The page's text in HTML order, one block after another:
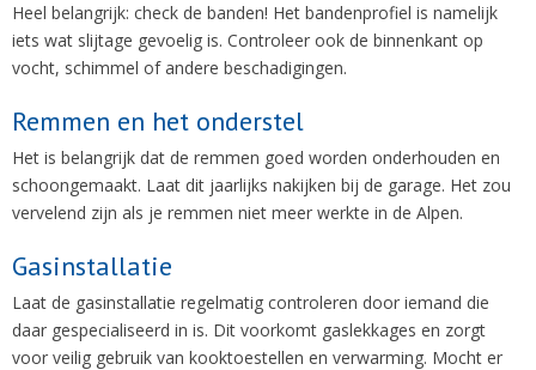
Heel belangrijk: check de banden! Het bandenprofiel is namelijk
iets wat slijtage gevoelig is. Controleer ook de binnenkant op
vocht, schimmel of andere beschadigingen.
Remmen en het onderstel
Het is belangrijk dat de remmen goed worden onderhouden en
schoongemaakt. Laat dit jaarlijks nakijken bij de garage. Het zou
vervelend zijn als je remmen niet meer werkte in de Alpen.
Gasinstallatie
Laat de gasinstallatie regelmatig controleren door iemand die
daar gespecialiseerd in is. Dit voorkomt gaslekkages en zorgt
voor veilig gebruik van kooktoestellen en verwarming. Mocht er